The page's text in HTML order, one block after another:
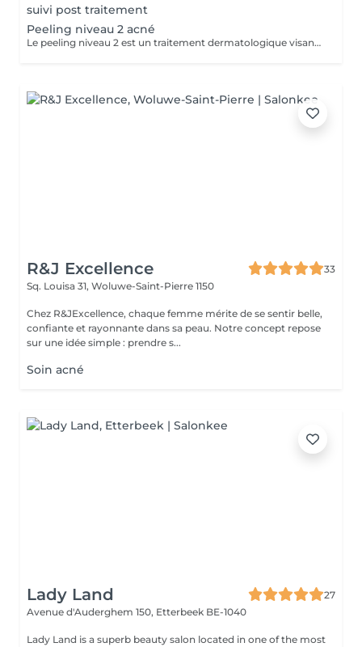
suivi post traitement
Peeling niveau 2 acné
Le peeling niveau 2 est un traitement dermatologique visant à améliorer les peaux à tendance acnéique et à réguler les imperfections. Grâce à l'action d'acides spécifiques, ce peeling agit en exfoliant les couches superficielles de la peau, en régulant la production de sébum et en favorisant le renouvellement cellulaire. Il permet ainsi de désobstruer les pores, d'assainir la peau et d'améliorer progressivement sa texture. Contrairement aux peelings superficiels, ce peeling agit plus intensément sur les imperfections et contribue à améliorer l'aspect global des peaux sujettes à l'acné. Il est indiqué pour : - Traiter l'acné active - Réguler l'excès de sébum - Désobstruer les pores - Atténuer les marques post-acné - Améliorer la texture et l'éclat de la peau Les résultats apparaissent progressivement avec une peau plus nette, plus lisse et un teint plus uniforme. IMPORTANT: Avant de débuter tout traitement, une consultation préliminaire est indispensable. Cette étape fondamentale permet d'évaluer précisément votre type de peau, vos antécédents médicaux et vos objectifs spécifiques. Elle garantit un diagnostic personnalisé et la création d'un plan de traitement adapté pour obtenir des résultats optimaux en toute sécurité. La consultation comprend : - Une analyse approfondie de votre peau grâce à notre technologie avancée. - Un questionnaire médical détaillé pour assurer la sécurité et l'efficacité des traitements. - Une discussion ciblée pour comprendre vos attentes et définir vos objectifs esthétiques. - Des recommandations personnalisées accompagnées d'explications détaillées sur le déroulement des traitements. - Un devis clair et un plan de traitement sur mesure, conçu pour répondre à vos besoins spécifiques. - Une routine de soin sur mesure élaborée en fonction de vos besoins.
R&J Excellence
33
Sq. Louisa 31, Woluwe-Saint-Pierre 1150
Chez R&JExcellence, chaque femme mérite de se sentir belle,
confiante et rayonnante dans sa peau. Notre concept repose
sur une idée simple : prendre s...
Soin acné
Lady Land
27
Avenue d'Auderghem 150, Etterbeek BE-1040
Lady Land is a superb beauty salon located in one of the most